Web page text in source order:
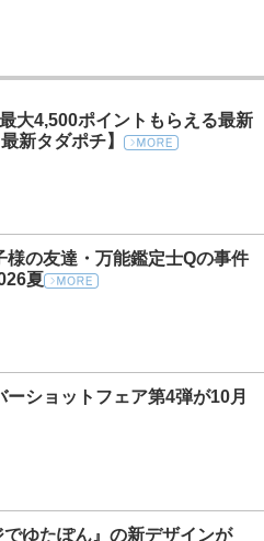
大4,500ポイントもらえる最新
新タダポチ】
様の友達・万能鑑定士Qの事件
夏
ーショットフェア第4弾が10月
ゆたぽん』の新デザインが